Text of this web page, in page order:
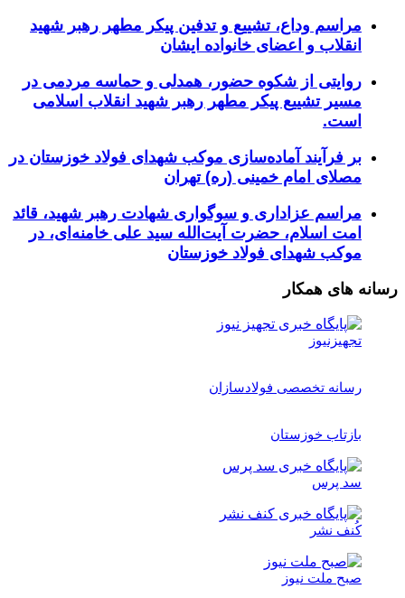
مراسم وداع، تشییع و تدفین پیکر مطهر رهبر شهید
انقلاب و اعضای خانواده ایشان
روایتی از شکوه حضور، همدلی و حماسه مردمی در
مسیر تشییع پیکر مطهر رهبر شهید انقلاب اسلامی
است.
بر فرآیند آماده‌سازی موکب شهدای فولاد خوزستان در
مصلای امام خمینی (ره) تهران
مراسم عزاداری و سوگواری شهادت رهبر شهید، قائد
امت اسلام، حضرت آیت‌الله سید علی خامنه‌ای، در
موکب شهدای فولاد خوزستان
رسانه های همکار
تجهیزنیوز
رسانه تخصصی فولادسازان
بازتاب خوزستان
سد پرس
کُنف نشر
صبح ملت نیوز